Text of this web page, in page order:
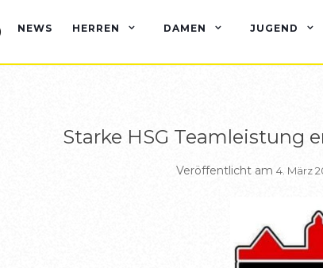
NEWS HERREN DAMEN JUGEND
Starke HSG Teamleistung
Veröffentlicht am 4. März